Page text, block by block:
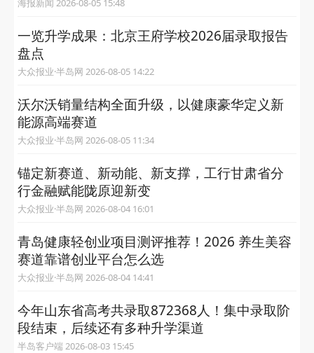
海报新闻 2026-08-05 15:48
一览升学成果：北京王府学校2026届录取报告
盘点
大众报业·半岛网 2026-08-05 14:22
沃尔沃销量结构全面升级，以健康豪华定义新
能源高端赛道
大众报业·半岛网 2026-08-05 11:34
锚定新赛道、新动能、新支撑，工行甘肃省分
行金融赋能陇原迎新变
大众报业·半岛网 2026-08-04 16:01
青岛健康轻创业项目测评推荐！2026 养生美容
赛道靠谱创业平台怎么选
大众报业·半岛网 2026-08-04 14:41
今年山东省高考共录取872368人！集中录取阶
段结束，后续还有多种升学渠道
半岛客户端 2026-08-03 15:45